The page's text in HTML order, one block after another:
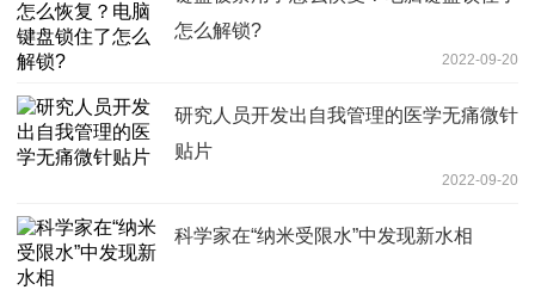
怎么解锁?
2022-09-20
研究人员开发出自我管理的医学无痛微针
贴片
2022-09-20
科学家在“纳米受限水”中发现新水相